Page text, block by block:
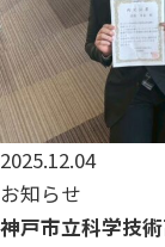
2025.12.04
お知らせ
神戸市立科学技